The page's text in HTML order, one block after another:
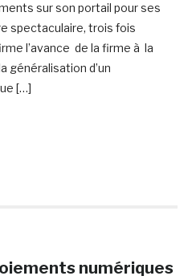
sur son portail pour ses
spectaculaire, trois fois
l’avance de la firme à la
généralisation d’un
[…]
numériques